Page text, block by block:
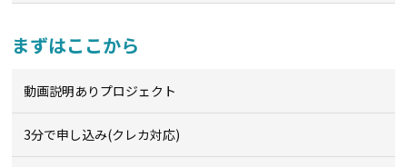
まずはここから
動画説明ありプロジェクト
3分で申し込み(クレカ対応)